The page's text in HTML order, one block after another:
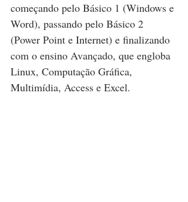
começando pelo Básico 1 (Windows e
Word), passando pelo Básico 2
(Power Point e Internet) e finalizando
com o ensino Avançado, que engloba
Linux, Computação Gráfica,
Multimídia, Access e Excel.